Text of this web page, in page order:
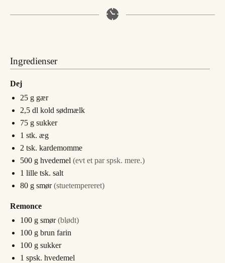
Ingredienser
Dej
25 g gær
2,5 dl kold sødmælk
75 g sukker
1 stk. æg
2 tsk. kardemomme
500 g hvedemel (evt et par spsk. mere.)
1 lille tsk. salt
80 g smør (stuetempereret)
Remonce
100 g smør (blødt)
100 g brun farin
100 g sukker
1 spsk. hvedemel